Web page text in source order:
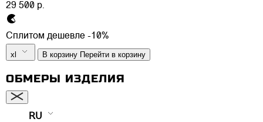
29 500 р.
Сплитом дешевле -10%
xl В корзину Перейти в корзину
ОБМЕРЫ ИЗДЕЛИЯ
RU